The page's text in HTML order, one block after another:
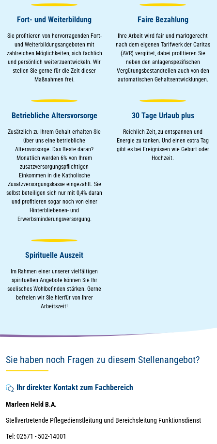
Fort- und Weiterbildung
Sie profitieren von hervorragenden Fort-
und Weiterbildungsangeboten mit
zahlreichen Möglichkeiten, sich fachlich
und persönlich weiterzuentwickeln. Wir
stellen Sie gerne für die Zeit dieser
Maßnahmen frei.
Faire Bezahlung
Ihre Arbeit wird fair und marktgerecht
nach dem eigenen Tarifwerk der Caritas
(AVR) vergütet, dabei profitieren Sie
neben den anlagenspezifischen
Vergütungsbestandteilen auch von den
automatischen Gehaltsentwicklungen.
Betriebliche Altersvorsorge
Zusätzlich zu Ihrem Gehalt erhalten Sie
über uns eine betriebliche
Altersvorsorge. Das Beste daran?
Monatlich werden 6% von Ihrem
zusatzversorgungspflichtigen
Einkommen in die Katholische
Zusatzversorgungskasse eingezahlt. Sie
selbst beteiligen sich nur mit 0,4% daran
und profitieren sogar noch von einer
Hinterbliebenen- und
Erwerbsminderungsversorgung.
30 Tage Urlaub plus
Reichlich Zeit, zu entspannen und
Energie zu tanken. Und einen extra Tag
gibt es bei Ereignissen wie Geburt oder
Hochzeit.
Spirituelle Auszeit
Im Rahmen einer unserer vielfältigen
spirituellen Angebote können Sie Ihr
seelisches Wohlbefinden stärken. Gerne
befreien wir Sie hierfür von Ihrer
Arbeitszeit!
Sie haben noch Fragen zu diesem Stellenangebot?
Ihr direkter Kontakt zum Fachbereich
Marleen Held B.A.
Stellvertretende Pflegedienstleitung und Bereichsleitung Funktionsdienst
Tel: 02571 - 502-14001